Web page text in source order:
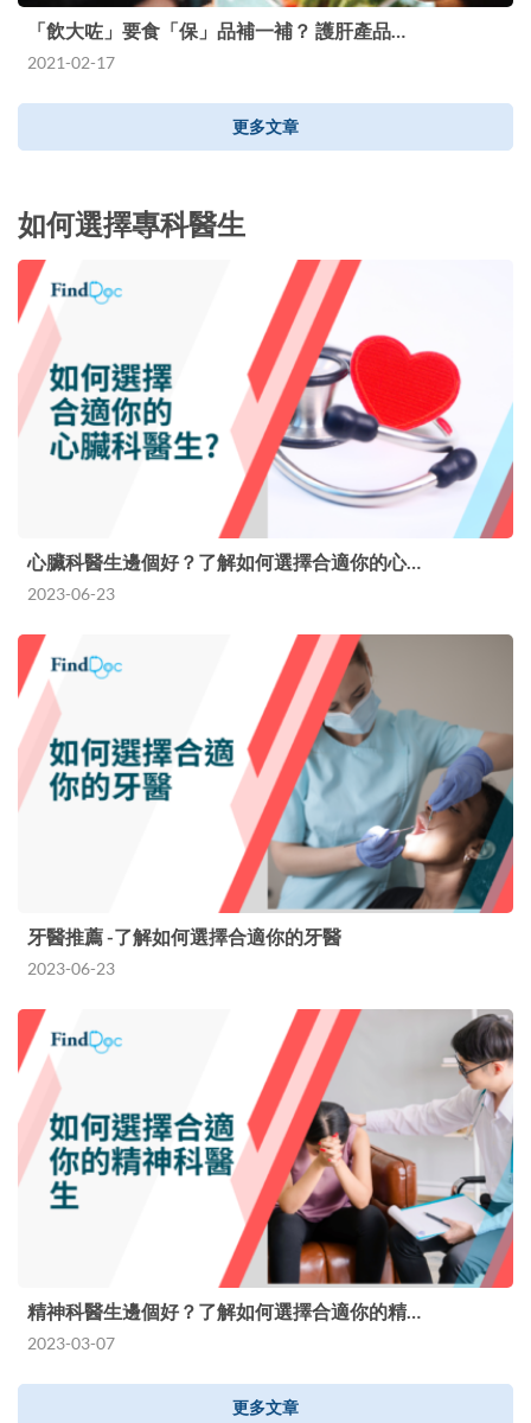
「飲大咗」要食「保」品補一補？ 護肝產品…
2021-02-17
更多文章
如何選擇專科醫生
心臟科醫生邊個好？了解如何選擇合適你的心…
2023-06-23
牙醫推薦 -了解如何選擇合適你的牙醫
2023-06-23
精神科醫生邊個好？了解如何選擇合適你的精…
2023-03-07
更多文章